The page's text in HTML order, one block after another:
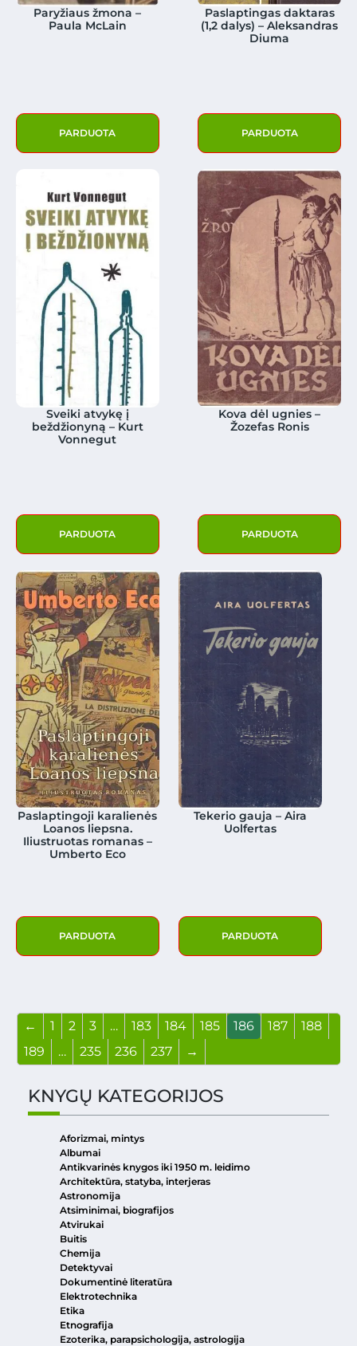
Paryžiaus žmona –
Paula McLain
PARDUOTA
Paslaptingas daktaras
(1,2 dalys) – Aleksandras
Diuma
PARDUOTA
Sveiki atvykę į
beždžionyną – Kurt
Vonnegut
PARDUOTA
Kova dėl ugnies –
Žozefas Ronis
PARDUOTA
Paslaptingoji karalienės
Loanos liepsna.
Iliustruotas romanas –
Umberto Eco
PARDUOTA
Tekerio gauja – Aira
Uolfertas
PARDUOTA
← 1 2 3 … 183 184 185 186 187
188
189
… 235 236 237 →
KNYGŲ KATEGORIJOS
Aforizmai, mintys
Albumai
Antikvarinės knygos iki 1950 m. leidimo
Architektūra, statyba, interjeras
Astronomija
Atsiminimai, biografijos
Atvirukai
Buitis
Chemija
Detektyvai
Dokumentinė literatūra
Elektrotechnika
Etika
Etnografija
Ezoterika, parapsichologija, astrologija